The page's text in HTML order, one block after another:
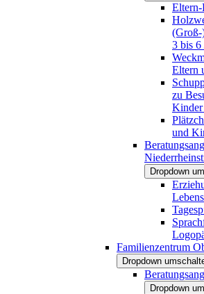
3 bis 6
Eltern
zu
Kinder
und
Dropdown
Familienzentrum
Dropdown
Dropdown